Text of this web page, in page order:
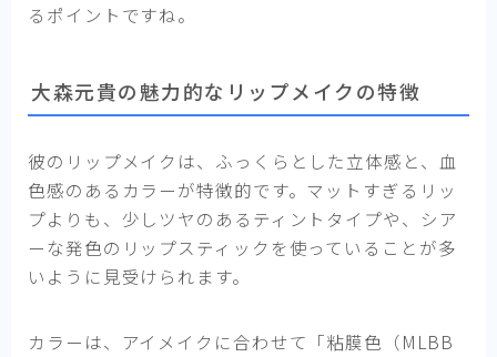
るポイントですね。
大森元貴の魅力的なリップメイクの特徴
彼のリップメイクは、ふっくらとした立体感と、血
色感のあるカラーが特徴的です。マットすぎるリッ
プよりも、少しツヤのあるティントタイプや、シア
ーな発色のリップスティックを使っていることが多
いように見受けられます。
カラーは、アイメイクに合わせて「粘膜色（MLBB